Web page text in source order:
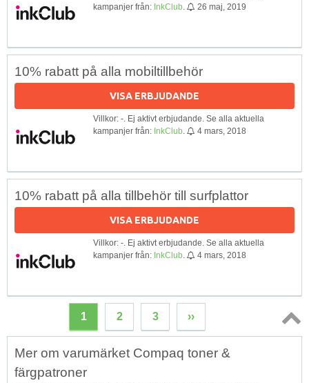
kampanjer från: InkClub 26 maj, 2019
10% rabatt på alla mobiltillbehör
VISA ERBJUDANDE
Villkor: -. Ej aktivt erbjudande. Se alla aktuella
kampanjer från: InkClub 4 mars, 2018
10% rabatt på alla tillbehör till surfplattor
VISA ERBJUDANDE
Villkor: -. Ej aktivt erbjudande. Se alla aktuella
kampanjer från: InkClub 4 mars, 2018
1 2 3 ››
Topp
Mer om varumärket Compaq toner &
färgpatroner